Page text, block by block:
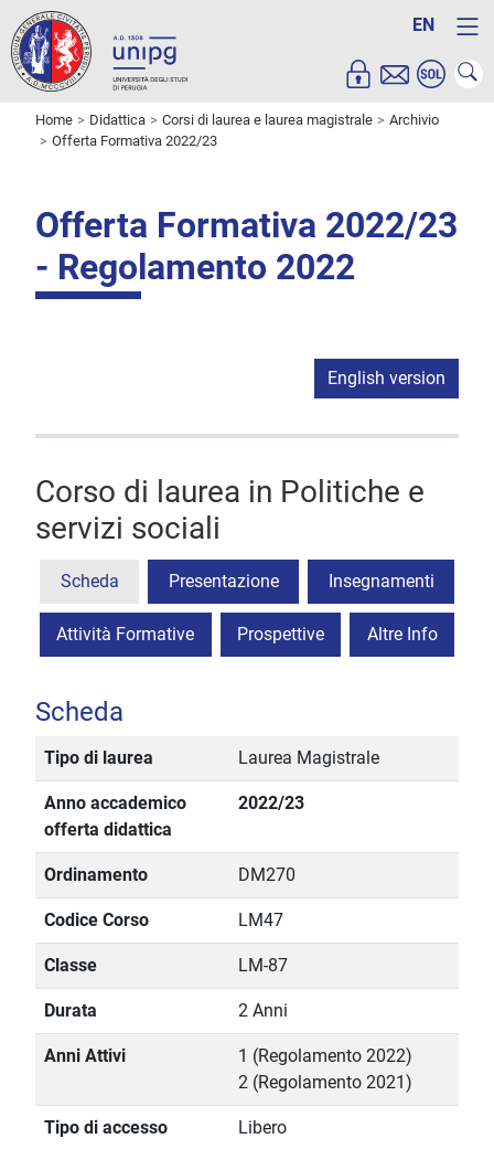
EN
Home Didattica Corsi di laurea e laurea magistrale
Archivio
Offerta Formativa 2022/23
Offerta Formativa 2022/23
- Regolamento 2022
English version
Corso di laurea in Politiche e
servizi sociali
Scheda Presentazione Insegnamenti
Attività Formative Prospettive Altre Info
Scheda
Tipo di laurea Laurea Magistrale
Anno accademico
offerta didattica
2022/23
Ordinamento DM270
Codice Corso LM47
Classe LM-87
Durata 2 Anni
Anni Attivi
1 (Regolamento 2022)
2 (Regolamento 2021)
Tipo di accesso Libero